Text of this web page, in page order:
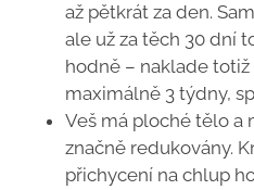
až pětkrát za den.
ale už za těch 30 dní
hodně – naklade totiž
maximálně 3 týdny,
Veš má ploché tělo a
značně redukovány.
přichycení na chlup